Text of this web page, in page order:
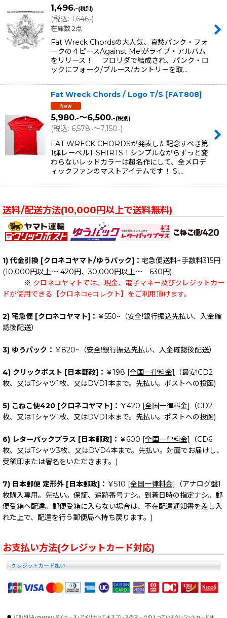
1,496.-(税別)
(税込: 1,646.-)
在庫数 2点
Fat Wreck Chordsの大人気、哀愁パンク・フォ
ークの４ピースAgainst Me!がライブ・アルバム
をリリース！ フロリダで結成され、パンク・ロ
ックにフォーク/ブルース/カントリーを取…
Fat Wreck Chords / Logo T/S [FAT808]
5,980.-～6,500.-(税別)
(税込: 6,578 .-～7,150 .-)
FAT WRECK CHORDSが発表した記念すべき第
1弾レーベルT-SHIRTS！シンプルながらずっと変
わらないレッドカラーは超名作にして、全メロデ
ィックファンのマストアイテムです！ Si…
送料/配送方法(10,000円以上で送料無料)
1) 代金引換 [クロネコヤマト/ゆうパック]： 宅急便送料+手数料315円
(10,000円以上～ 420円、30,000円以上～ 630円)
※ クロネコヤマトでは、現金、電子マネー及びクレジットカー
ドが使用できる【クロネコeコレクト】をご利用頂けます。
2) 宅急便 [クロネコヤマト]： ￥550~（安全!銀行振込先払い、入金確
認後配送）
3) ゆうパック： ￥820~（安全!銀行振込先払い、入金確認後配送）
4) クリックポスト [日本郵政]： ￥198 [全国一律料金]
（最安!CD2
枚、又はTシャツ1枚、又はDVD1本まで。先払い。ポストへの投函)
5) こねこ便420 [クロネコヤマト]： ￥420 [全国一律料金]
（CD2
枚、又はTシャツ1枚、又はDVD1本まで。先払い。ポストへの投函)
6) レターパックプラス [日本郵政]： ￥600 [全国一律料金]
（CD6
枚、又はTシャツ3枚、又はDVD4本まで。先払い。対面でお届けし、
受領印または署名をいただきます。)
7) 日本郵便 定形外 [日本郵政]： ￥510 [全国一律料金]
（アナログ盤1
枚購入専用。先払い。保証、追跡番号ナシ。到着日時の指定ナシ。郵
便受箱へ配達。郵便受箱に入らない場合は、不在配達通知書を差し入
れた上で、配達を行う郵便局へ持ち戻ります。)
お支払い方法(クレジットカード対応)